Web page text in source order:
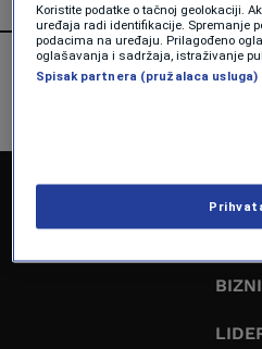
Koristite podatke o tačnoj geolokaciji.
uređaja radi identifikacije. Spremanje
podacima na uređaju. Prilagođeno
oglašavanja i sadržaja, istraživanje
Spisak partnera (pružalaca usluga)